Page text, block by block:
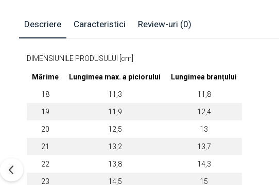
Descriere Caracteristici Review-uri (0)
DIMENSIUNILE PRODUSULUI [cm]
Mărime Lungimea max. a piciorului Lungimea branțului
18 11,3 11,8
19 11,9 12,4
20 12,5 13
21 13,2 13,7
22 13,8 14,3
23 14,5 15